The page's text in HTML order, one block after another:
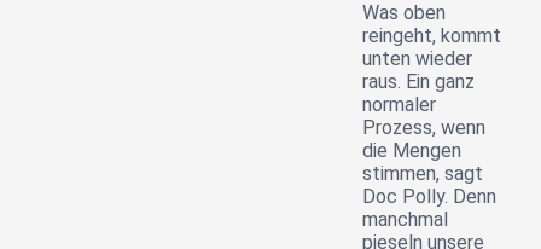
Was oben
reingeht, kommt
unten wieder
raus. Ein ganz
normaler
Prozess, wenn
die Mengen
stimmen, sagt
Doc Polly. Denn
manchmal
pieseln unsere